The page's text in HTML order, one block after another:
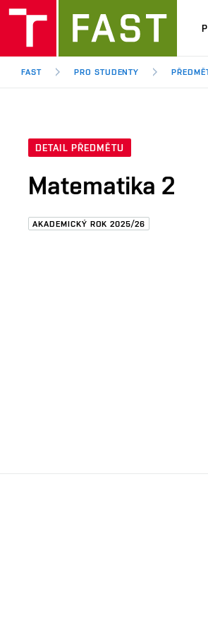
FAST PRO STUDENTY
DETAIL PŘEDMĚTU
Matematika 2
AKADEMICKÝ ROK 2025/26